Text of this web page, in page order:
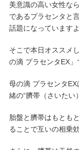
美意識の高い女性な
であるプラセンタと
話題になっていますよ
そこで本日オススメ
の滴 プラセンタEX」
母の滴 プラセンタ
緒の“臍帯（さいたい
胎盤と臍帯はもとも
ることで互いの相乗